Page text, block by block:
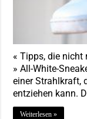
« Tipps, die nicht
» All-White-
einer Strahlkraft,
entziehen kann.
Weiterlesen »